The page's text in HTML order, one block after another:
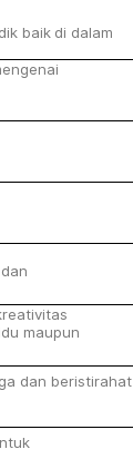
baik di dalam
dan
maupun
dan beristirahat